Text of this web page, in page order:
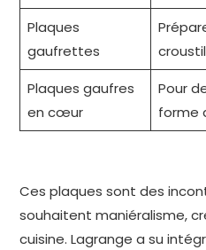
Plaques
gaufrettes
Plaques gaufres
en cœur
Pour
forme
Ces plaques sont des
souhaitent maniéralisme,
cuisine. Lagrange a su